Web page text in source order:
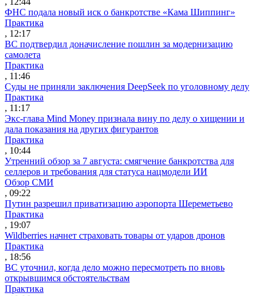
ФНС подала новый иск о банкротстве «Кама Шиппинг»
Практика
, 12:17
ВС подтвердил доначисление пошлин за модернизацию
самолета
Практика
, 11:46
Суды не приняли заключения DeepSeek по уголовному делу
Практика
, 11:17
Экс-глава Mind Money признала вину по делу о хищении и
дала показания на других фигурантов
Практика
, 10:44
Утренний обзор за 7 августа: смягчение банкротства для
селлеров и требования для статуса нацмодели ИИ
Обзор СМИ
, 09:22
Путин разрешил приватизацию аэропорта Шереметьево
Практика
, 19:07
Wildberries начнет страховать товары от ударов дронов
Практика
, 18:56
ВС уточнил, когда дело можно пересмотреть по вновь
открывшимся обстоятельствам
Практика